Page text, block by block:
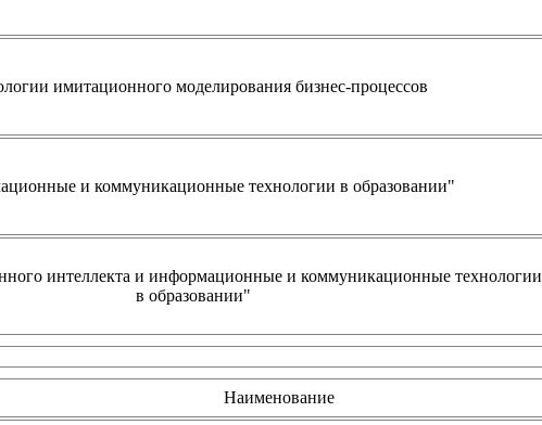
имитационного моделирования бизнес-процессов
и коммуникационные технологии в образовании"
интеллекта и информационные и коммуникационные технологии
в образовании"
Наименование